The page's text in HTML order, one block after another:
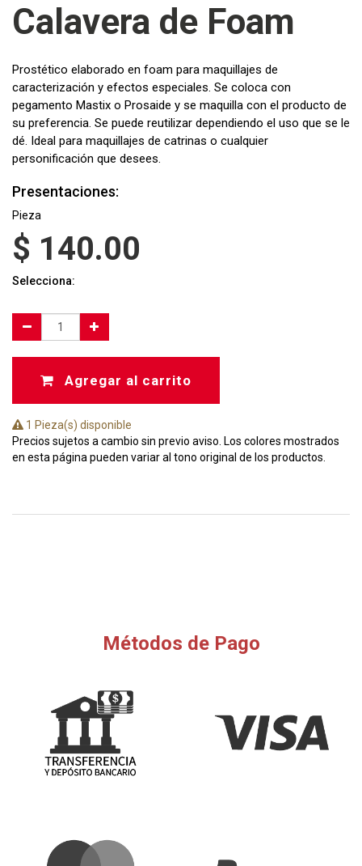
Calavera de Foam
Prostético elaborado en foam para maquillajes de
caracterización y efectos especiales. Se coloca con
pegamento Mastix o Prosaide y se maquilla con el producto de
su preferencia. Se puede reutilizar dependiendo el uso que se le
dé. Ideal para maquillajes de catrinas o cualquier
personificación que desees.
Presentaciones:
Pieza
$ 140.00
Selecciona:
Agregar al carrito
1 Pieza(s) disponible
Precios sujetos a cambio sin previo aviso. Los colores mostrados
en esta página pueden variar al tono original de los productos.
Métodos de Pago